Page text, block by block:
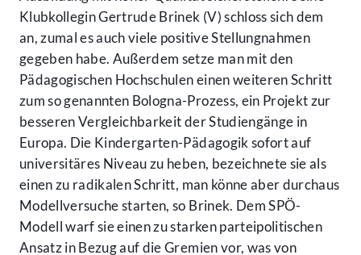
Klubkollegin Gertrude Brinek (V) schloss sich dem
an, zumal es auch viele positive Stellungnahmen
gegeben habe. Außerdem setze man mit den
Pädagogischen Hochschulen einen weiteren Schritt
zum so genannten Bologna-Prozess, ein Projekt zur
besseren Vergleichbarkeit der Studiengänge in
Europa. Die Kindergarten-Pädagogik sofort auf
universitäres Niveau zu heben, bezeichnete sie als
einen zu radikalen Schritt, man könne aber durchaus
Modellversuche starten, so Brinek. Dem SPÖ-
Modell warf sie einen zu starken parteipolitischen
Ansatz in Bezug auf die Gremien vor, was von